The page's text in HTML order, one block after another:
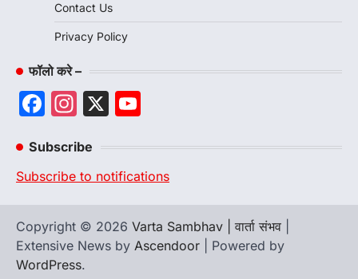
Contact Us
Privacy Policy
फॉलो करे –
Facebook
Instagram
X
Subscribe
Subscribe to notifications
Copyright © 2026 Varta Sambhav | वार्ता संभव
Extensive News by Ascendoor | Powered by
WordPress.